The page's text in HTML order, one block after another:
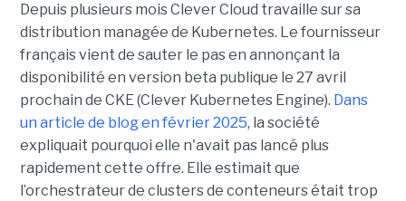
Depuis plusieurs mois Clever Cloud travaille sur sa
distribution managée de Kubernetes. Le fournisseur
français vient de sauter le pas en annonçant la
disponibilité en version beta publique le 27 avril
prochain de CKE (Clever Kubernetes Engine). Dans
un article de blog en février 2025, la société
expliquait pourquoi elle n'avait pas lancé plus
rapidement cette offre. Elle estimait que
l’orchestrateur de clusters de conteneurs était trop